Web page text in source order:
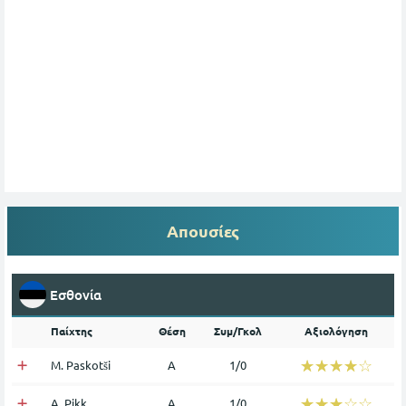
Απουσίες
Εσθονία
Παίχτης Θέση Συμ/Γκολ Αξιολόγηση
M. Paskotši Α 1/0 ☆☆☆☆☆
★★★★★
A. Pikk Α 1/0